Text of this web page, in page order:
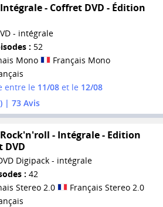
- Coffret DVD - Édition
- intégrale
: 52
Mono
Français Mono
entre le 11/08et le 12/08
) | 73Avis
- Intégrale - Edition
DVD
Digipack - intégrale
: 42
Stereo 2.0
Français Stereo 2.0